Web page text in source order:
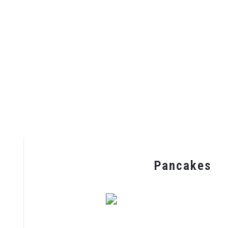
Pancakes